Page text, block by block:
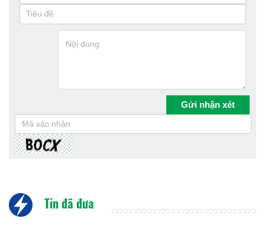
Tin đã đưa